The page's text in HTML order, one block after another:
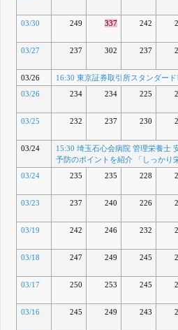
03/30 249 337 242
03/27
237 302 237
03/26
16:30 東京証券取引所スタンダー
03/26
234 234 225
03/25
232 237 230
03/24
15:30 埼玉石心会病院 管理栄養士
予防のポイントを紹介 「しっかり
03/24
235 235 228
03/23
237 240 226
03/19
242 246 232
03/18
247 249 245
03/17
250 253 245
03/16
245 249 243